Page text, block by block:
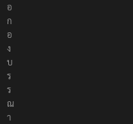
อ
ก
อ
ง
บ
ร
ร
ณ
า